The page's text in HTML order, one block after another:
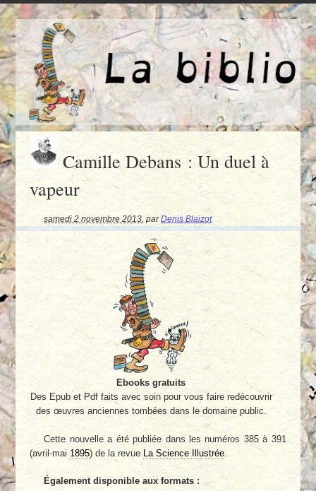
Camille Debans : Un duel à
vapeur
samedi 2 novembre 2013,parDenis Blaizot
Ebooks gratuits
Des Epub et Pdf faits avec soin pour vous faire redécouvrir
des œuvres anciennes tombées dans le domaine public.
Cette nouvelle a été publiée dans les numéros 385 à 391
(avril-mai1895) de la revue La Science Illustrée
Également disponible aux formats :